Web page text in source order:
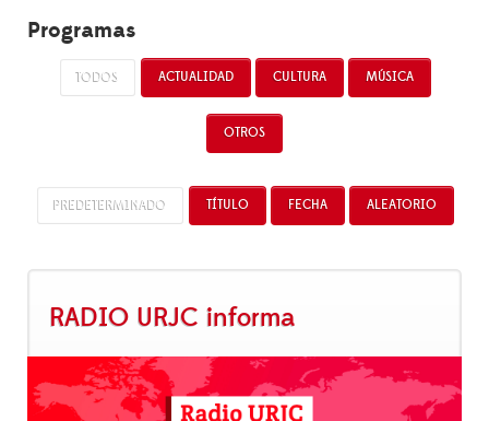
Programas
TODOS ACTUALIDAD CULTURA MÚSICA
OTROS
PREDETERMINADO TÍTULO FECHA ALEATORIO
RADIO URJC informa